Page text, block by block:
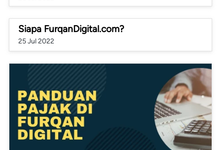
Siapa FurqanDigital.com?
25 Jul 2022